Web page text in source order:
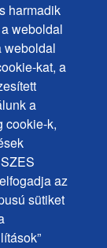
harmadik
weboldal
weboldal
kat, a
a
cookie-k,
az
sütiket